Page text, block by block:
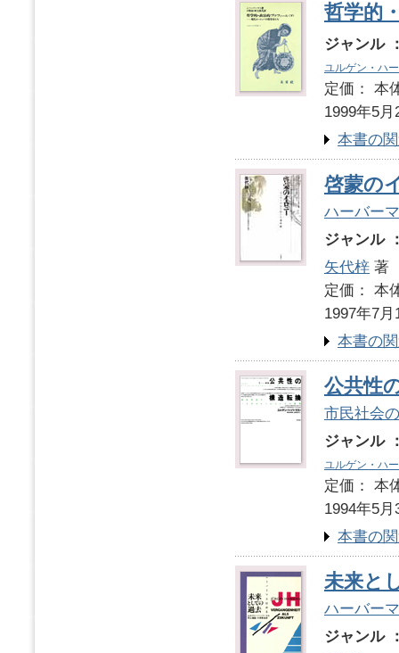
哲学的
ジャンル
ユルゲン・ハ
定価：
1999年5月
本書の
啓蒙の
ハーバー
ジャンル
矢代梓 著
定価：
1997年7月
本書の
公共性
市民社会
ジャンル
ユルゲン・ハ
定価：
1994年5月
本書の
未来と
ハーバー
ジャンル